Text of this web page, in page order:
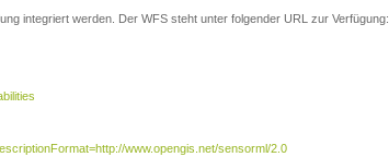
integriert werden. Der WFS steht unter folgender URL zur Verfügung:
www.opengis.net/sensorml/2.0